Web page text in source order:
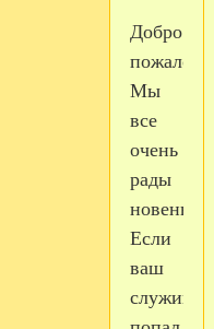
Добро
Мы
все
очень
рады
Если
ваш